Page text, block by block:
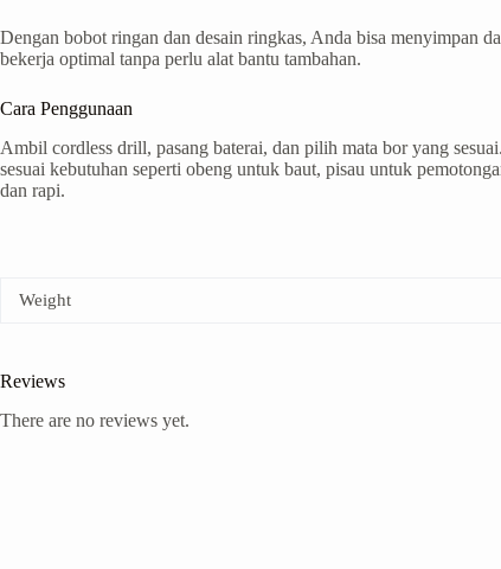
Dengan bobot ringan dan desain ringkas, Anda bisa menyimpan
bekerja optimal tanpa perlu alat bantu tambahan.
Cara Penggunaan
Ambil cordless drill, pasang baterai, dan pilih mata bor yang
sesuai kebutuhan seperti obeng untuk baut, pisau untuk
dan rapi.
Weight
Reviews
There are no reviews yet.